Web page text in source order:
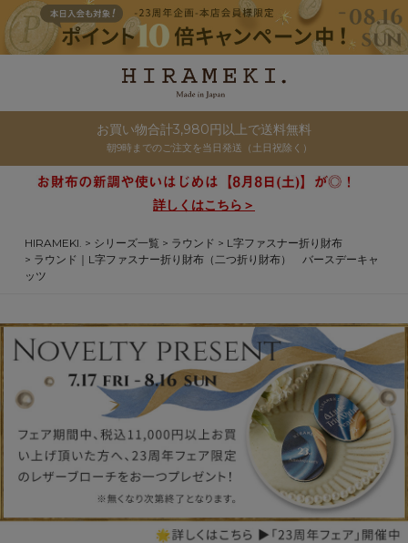
お買い物合計3,980円以上で送料無料
朝9時までのご注文を当日発送（土日祝除く）
詳しくはこちら＞
HIRAMEKI. シリーズ一覧 ラウンド
L字ファスナー折り財布
ラウンド｜L字ファスナー折り財布（二つ折り財布） バースデーキャ
ッツ